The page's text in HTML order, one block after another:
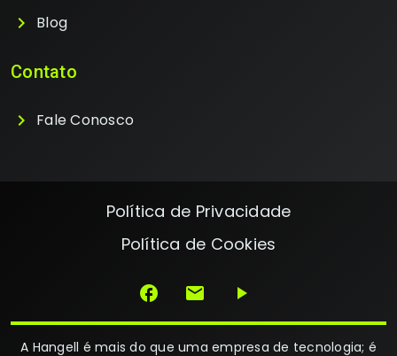
chevron_right Blog
Contato
chevron_right Fale Conosco
Política de Privacidade
Política de Cookies
facebook email play_arrow
A Hangell é mais do que uma empresa de tecnologia; é